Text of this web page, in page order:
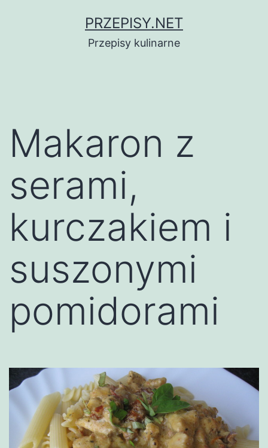
PRZEPISY.NET
Przepisy kulinarne
Makaron z
serami,
kurczakiem i
suszonymi
pomidorami